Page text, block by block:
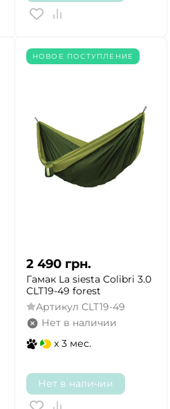
НОВОЕ ПОСТУПЛЕНИЕ
2 490 грн.
Гамак La siesta Colibri 3.0
CLT19-49 forest
Артикул CLT19-49
Нет в наличии
x 3 мес.
Нет в наличии